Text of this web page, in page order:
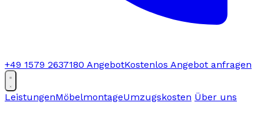
+49 1579 2637180 AngebotKostenlos Angebot anfragen
LeistungenMöbelmontageUmzugskosten Über uns